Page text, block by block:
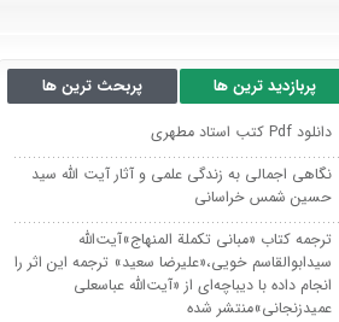
پربازدید ترین ها
پربحث ترین ها
دانلود Pdf كتب استاد مطهری
نگاهی اجمالی به زندگی علمی و آثار آیت الله سید
حسین شمس خراسانی
ترجمه كتاب «مباني تكملة المنهاج»آيت‌الله
سيدابوالقاسم خويي،«عليرضا سعيد» ترجمه اين اثر را
انجام داده با ديباچه‌اي از «آيت‌الله عباسعلي
عميدزنجاني»منتشر شده